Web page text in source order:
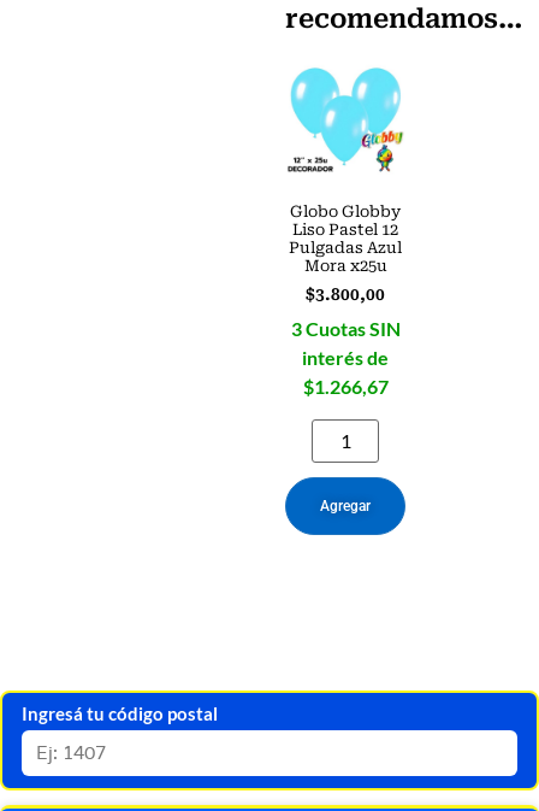
recomendamos…
Globo Globby
Liso Pastel 12
Pulgadas Azul
Mora x25u
$3.800,00
3 Cuotas SIN
interés de
$1.266,67
Agregar
Ingresá tu código postal